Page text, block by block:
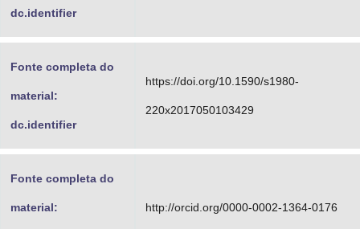
dc.identifier
Fonte completa do
material:
dc.identifier
https://doi.org/10.1590/s1980-
220x2017050103429
Fonte completa do
material: http://orcid.org/0000-0002-1364-0176